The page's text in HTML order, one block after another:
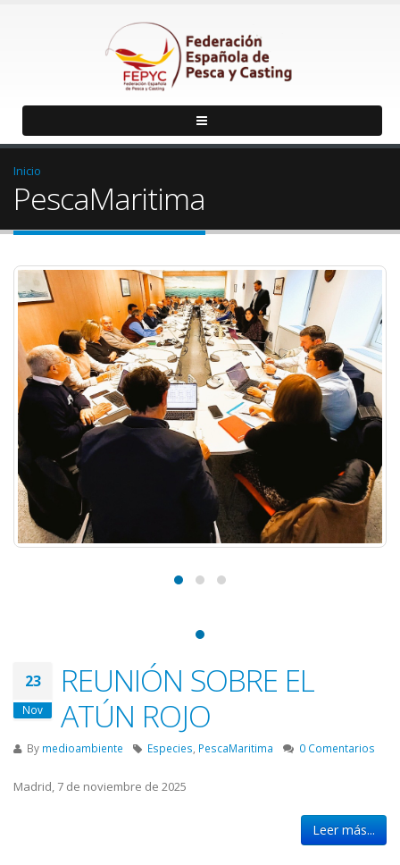
Inicio
PescaMaritima
23
Nov
REUNIÓN SOBRE EL
ATÚN ROJO
By medioambiente Especies PescaMaritima 0 Comentarios
Madrid, 7 de noviembre de 2025
Leer más...